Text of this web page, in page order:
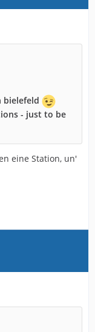
bielefeld
- just to be
eine Station, un'